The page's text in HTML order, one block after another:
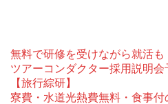
無料で研修を受けながら就活も
ツアーコンダクター採用説明
【旅行綜研】
寮費・水道光熱費無料・食事付